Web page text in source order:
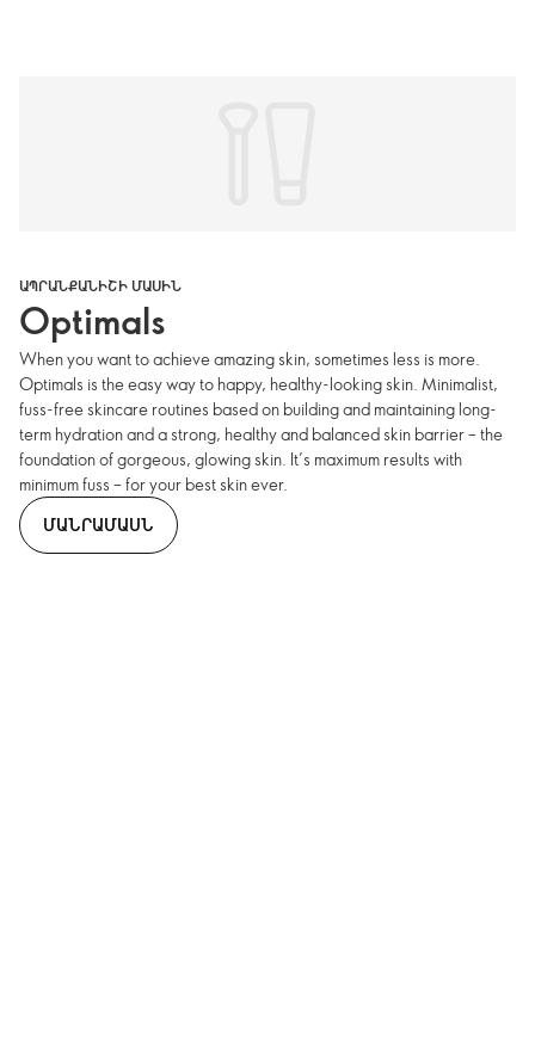
ԱՊՐԱՆՔԱՆԻՇԻ ՄԱՍԻՆ
Optimals
When you want to achieve amazing skin, sometimes less is more.
Optimals is the easy way to happy, healthy-looking skin. Minimalist,
fuss-free skincare routines based on building and maintaining long-
term hydration and a strong, healthy and balanced skin barrier – the
foundation of gorgeous, glowing skin. It’s maximum results with
minimum fuss – for your best skin ever.
ՄԱՆՐԱՄԱՍՆ